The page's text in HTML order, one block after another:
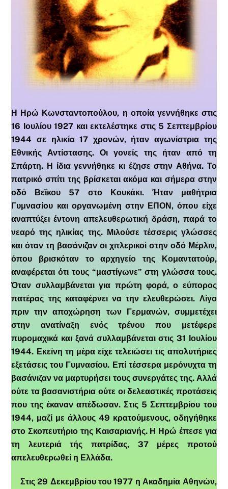
Η Ηρώ Κωνσταντοπούλου, η οποία γεννήθηκε στις
16 Ιουλίου 1927 και εκτελέστηκε στις 5 Σεπτεμβρίου
1944 σε ηλικία 17 χρονών, ήταν αγωνίστρια της
Εθνικής Αντίστασης. Οι γονείς της ήταν από τη
Σπάρτη. Η ίδια γεννήθηκε κι έζησε στην Αθήνα. Το
πατρικό σπίτι της βρίσκεται ακόμα και σήμερα στην
οδό Βεΐκου 57 στο Κουκάκι. Ήταν μαθήτρια
Γυμνασίου και οργανωμένη στην ΕΠΟΝ, όπου είχε
αναπτύξει έντονη απελευθερωτική δράση, παρά το
νεαρό της ηλικίας της. Μιλούσε τέσσερις γλώσσες
και όταν τη βασάνιζαν οι χιτλερικοί στην οδό Μέρλιν,
όπου βρισκόταν το αρχηγείο της Κομαντατούρ,
αναφέρεται ότι τους “μαστίγωνε” στη γλώσσα τους.
Όταν συλλαμβάνεται για πρώτη φορά, ο εύπορος
πατέρας της καταφέρνει να την ελευθερώσει. Λίγο
πριν την αποχώρηση των Γερμανών, συμμετέχει
στην ανατίναξη ενός τρένου που μετέφερε
πυρομαχικά και ξανά συλλαμβάνεται στις 31 Ιουλίου
1944. Εκείνη τη μέρα είχε τελειώσει τις απολυτήριες
εξετάσεις του Γυμνασίου. Επί τέσσερα μερόνυχτα τη
βασάνιζαν να μαρτυρήσει τους συνεργάτες της. Αλλά
ούτε τα βασανιστήρια ούτε οι δελεαστικές προτάσεις
που της έκαναν απέδωσαν. Στις 5 Σεπτεμβρίου του
1944, μαζί με άλλους 49 κρατούμενους, οδηγήθηκε
στο Σκοπευτήριο της Καισαριανής. Η Ηρώ έπεσε για
τη λευτεριά τής πατρίδας, 37 μέρες προτού
απελευθερωθεί η Ελλάδα.
Στις 29 Δεκεμβρίου του 1977 η Ακαδημία Αθηνών,